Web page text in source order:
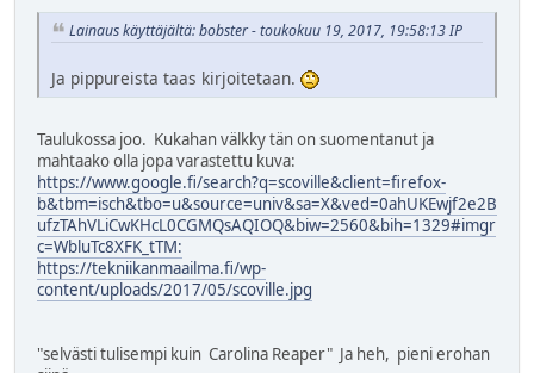
Lainaus käyttäjältä: bobster - toukokuu 19, 2017, 19:58:13 IP
Ja pippureista taas kirjoitetaan.
Taulukossa joo. Kukahan välkky tän on suomentanut ja
mahtaako olla jopa varastettu kuva:
https://www.google.fi/search?q=scoville&client=firefox-
b&tbm=isch&tbo=u&source=univ&sa=X&ved=0ahUKEwjf2e2B
ufzTAhVLiCwKHcL0CGMQsAQIOQ&biw=2560&bih=1329#imgr
c=WbluTc8XFK_tTM:
https://tekniikanmaailma.fi/wp-
content/uploads/2017/05/scoville.jpg
"selvästi tulisempi kuin Carolina Reaper" Ja heh, pieni erohan